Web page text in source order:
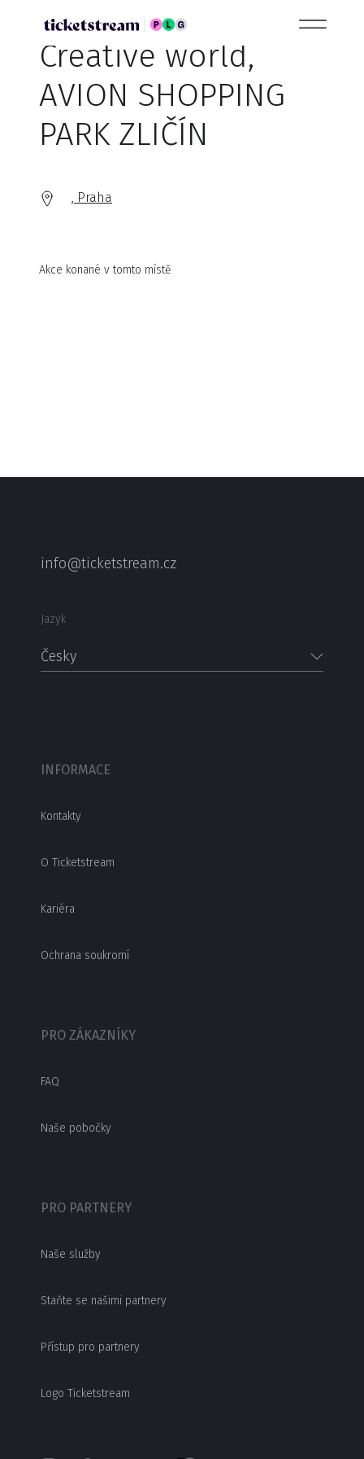
Creative world,
AVION SHOPPING
PARK ZLIČÍN
, Praha
Akce konané v tomto místě
info@ticketstream.cz
Jazyk
Česky
INFORMACE
Kontakty
O Ticketstream
Kariéra
Ochrana soukromí
PRO ZÁKAZNÍKY
FAQ
Naše pobočky
PRO PARTNERY
Naše služby
Staňte se našimi partnery
Přístup pro partnery
Logo Ticketstream